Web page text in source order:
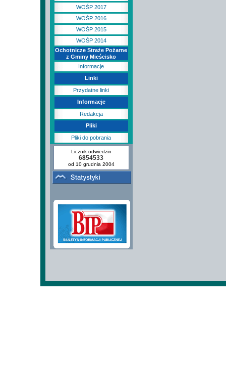
WOŚP 2017
WOŚP 2016
WOŚP 2015
WOŚP 2014
Ochotnicze Straże Pożarne
z Gminy Mieścisko
Informacje
Linki
Przydatne linki
Informacje
Redakcja
Pliki
Pliki do pobrania
Licznik odwiedzin
6854533
od 10 grudnia 2004